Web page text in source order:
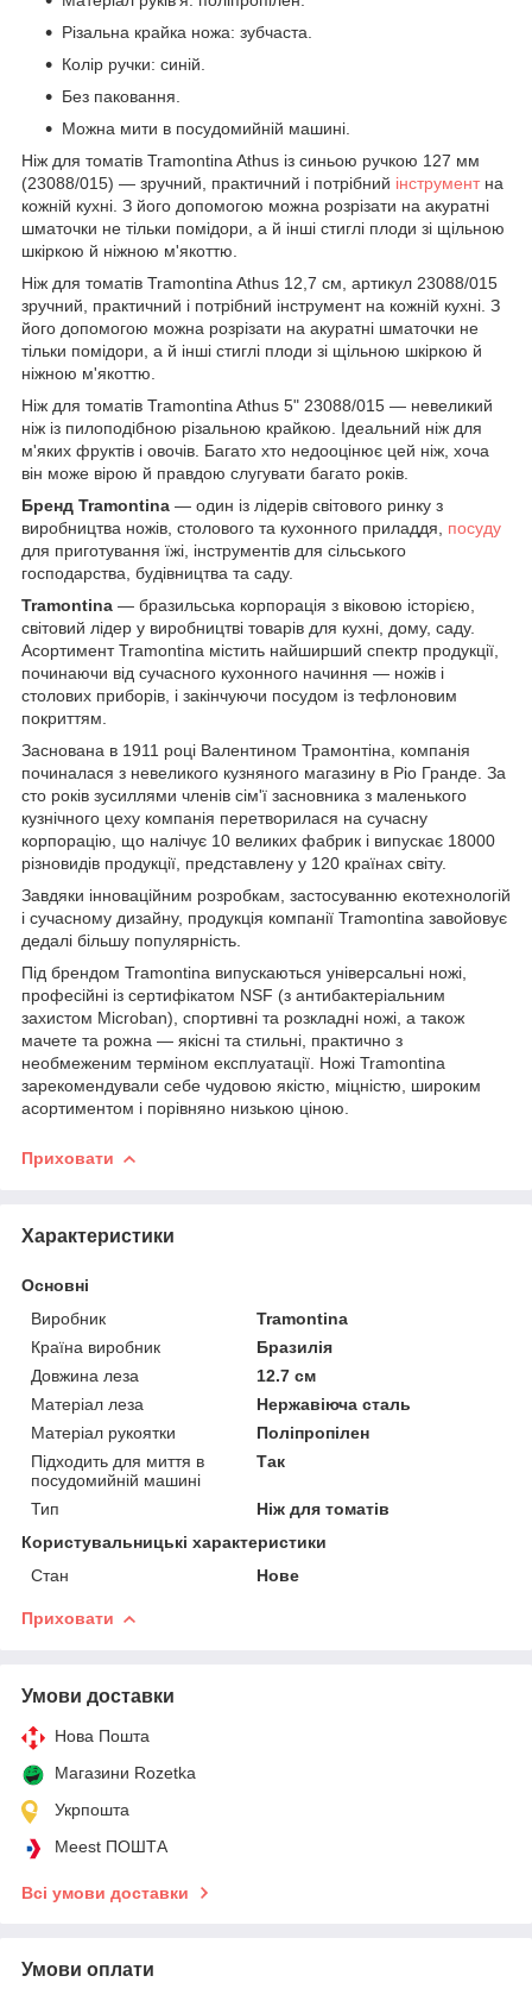
Різальна крайка ножа: зубчаста.
Колір ручки: синій.
Без паковання.
Можна мити в посудомийній машині.
Ніж для томатів Tramontina Athus із синьою ручкою 127 мм
(23088/015) — зручний, практичний і потрібний інструментна
кожній кухні. З його допомогою можна розрізати на акуратні
шматочки не тільки помідори, а й інші стиглі плоди зі щільною
шкіркою й ніжною м'якоттю.
Ніж для томатів Tramontina Athus 12,7 см, артикул 23088/015
зручний, практичний і потрібний інструмент на кожній кухні. З
його допомогою можна розрізати на акуратні шматочки не
тільки помідори, а й інші стиглі плоди зі щільною шкіркою й
ніжною м'якоттю.
Ніж для томатів Tramontina Athus 5" 23088/015 — невеликий
ніж із пилоподібною різальною крайкою. Ідеальний ніж для
м'яких фруктів і овочів. Багато хто недооцінює цей ніж, хоча
він може вірою й правдою слугувати багато років.
Бренд Tramontina — один із лідерів світового ринку з
виробництва ножів, столового та кухонного приладдя, посуду
для приготування їжі, інструментів для сільського
господарства, будівництва та саду.
Tramontina — бразильська корпорація з віковою історією,
світовий лідер у виробництві товарів для кухні, дому, саду.
Асортимент Tramontina містить найширший спектр продукції,
починаючи від сучасного кухонного начиння — ножів і
столових приборів, і закінчуючи посудом із тефлоновим
покриттям.
Заснована в 1911 році Валентином Трамонтіна, компанія
починалася з невеликого кузняного магазину в Ріо Гранде. За
сто років зусиллями членів сім'ї засновника з маленького
кузнічного цеху компанія перетворилася на сучасну
корпорацію, що налічує 10 великих фабрик і випускає 18000
різновидів продукції, представлену у 120 країнах світу.
Завдяки інноваційним розробкам, застосуванню екотехнологій
і сучасному дизайну, продукція компанії Tramontina завойовує
дедалі більшу популярність.
Під брендом Tramontina випускаються універсальні ножі,
професійні із сертифікатом NSF (з антибактеріальним
захистом Microban), спортивні та розкладні ножі, а також
мачете та рожна — якісні та стильні, практично з
необмеженим терміном експлуатації. Ножі Tramontina
зарекомендували себе чудовою якістю, міцністю, широким
асортиментом і порівняно низькою ціною.
Приховати
Характеристики
Основні
Виробник
Tramontina
Країна виробник
Бразилія
Довжина леза
12.7 см
Матеріал леза
Нержавіюча сталь
Матеріал рукоятки
Поліпропілен
Підходить для миття в
посудомийній машині
Так
Тип
Ніж для томатів
Користувальницькі характеристики
Стан
Нове
Приховати
Умови доставки
Нова Пошта
Магазини Rozetka
Укрпошта
Meest ПОШТА
Всі умови доставки
Умови оплати